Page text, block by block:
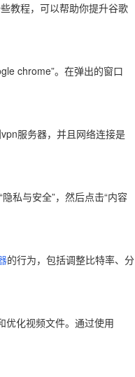
教程，可以帮助你提升谷歌
chrome”。在弹出的窗口
服务器，并且网络连接是
私与安全”，然后点击“内容
的行为，包括调整比特率、分
优化视频文件。通过使用